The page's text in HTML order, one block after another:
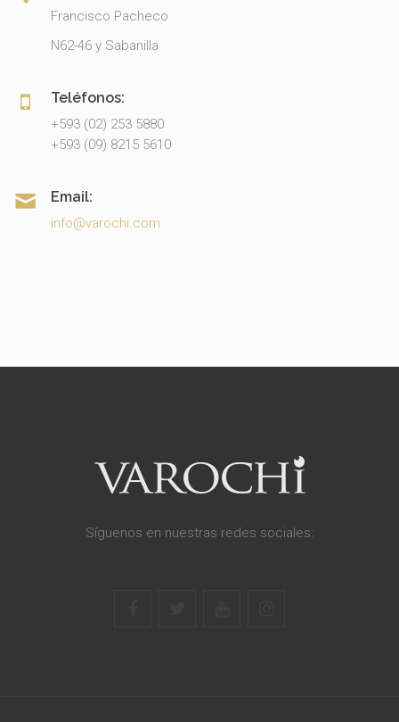
Francisco Pacheco
N62-46 y Sabanilla
Teléfonos:
+593 (02) 253 5880
+593 (09) 8215 5610
Email:
info@varochi.com
Síguenos en nuestras redes sociales: